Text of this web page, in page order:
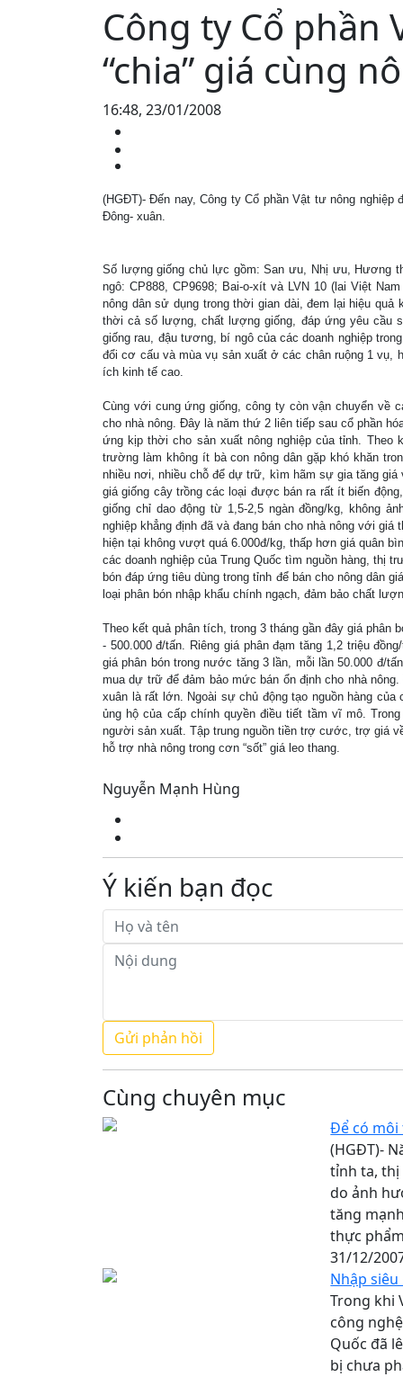
Công ty Cổ phần
“chia” giá cùng
16:48, 23/01/2008
(HGĐT)- Đến nay, Công ty Cổ phần Vật tư nông
Đông- xuân.
Số lượng giống chủ lực gồm: San ưu, Nhị ưu, Hương
ngô: CP888, CP9698; Bai-o-xít và LVN 10 (lai Việt
nông dân sử dụng trong thời gian dài, đem lại hiệu
thời cả số lượng, chất lượng giống, đáp ứng yêu cầu
giống rau, đậu tương, bí ngô của các doanh nghiệp
đổi cơ cấu và mùa vụ sản xuất ở các chân ruộng 1 vụ,
ích kinh tế cao.
Cùng với cung ứng giống, công ty còn vận chuyển về
cho nhà nông. Đây là năm thứ 2 liên tiếp sau cổ phần
ứng kịp thời cho sản xuất nông nghiệp của tỉnh. Theo
trường làm không ít bà con nông dân gặp khó khăn
nhiều nơi, nhiều chỗ để dự trữ, kìm hãm sự gia tăng
giá giống cây trồng các loại được bán ra rất ít biến
giống chỉ dao động từ 1,5-2,5 ngàn đồng/kg, không
nghiệp khẳng định đã và đang bán cho nhà nông với
hiện tại không vượt quá 6.000đ/kg, thấp hơn giá quân
các doanh nghiệp của Trung Quốc tìm nguồn hàng, thị
bón đáp ứng tiêu dùng trong tỉnh để bán cho nông dân
loại phân bón nhập khẩu chính ngạch, đảm bảo chất
Theo kết quả phân tích, trong 3 tháng gần đây giá
- 500.000 đ/tấn. Riêng giá phân đạm tăng 1,2 triệu
giá phân bón trong nước tăng 3 lần, mỗi lần 50.000 đ/
mua dự trữ để đảm bảo mức bán ổn định cho nhà
xuân là rất lớn. Ngoài sự chủ động tạo nguồn hàng
ủng hộ của cấp chính quyền điều tiết tầm vĩ mô.
người sản xuất. Tập trung nguồn tiền trợ cước, trợ giá
hỗ trợ nhà nông trong cơn “sốt” giá leo thang.
Nguyễn Mạnh Hùng
Ý kiến bạn đọc
Cùng chuyên mục
Để có
(HGĐT)-
tỉnh ta,
do ảnh
tăng
thực
31/12/
Nhập siêu
Trong khi
công
Quốc đã
bị chưa